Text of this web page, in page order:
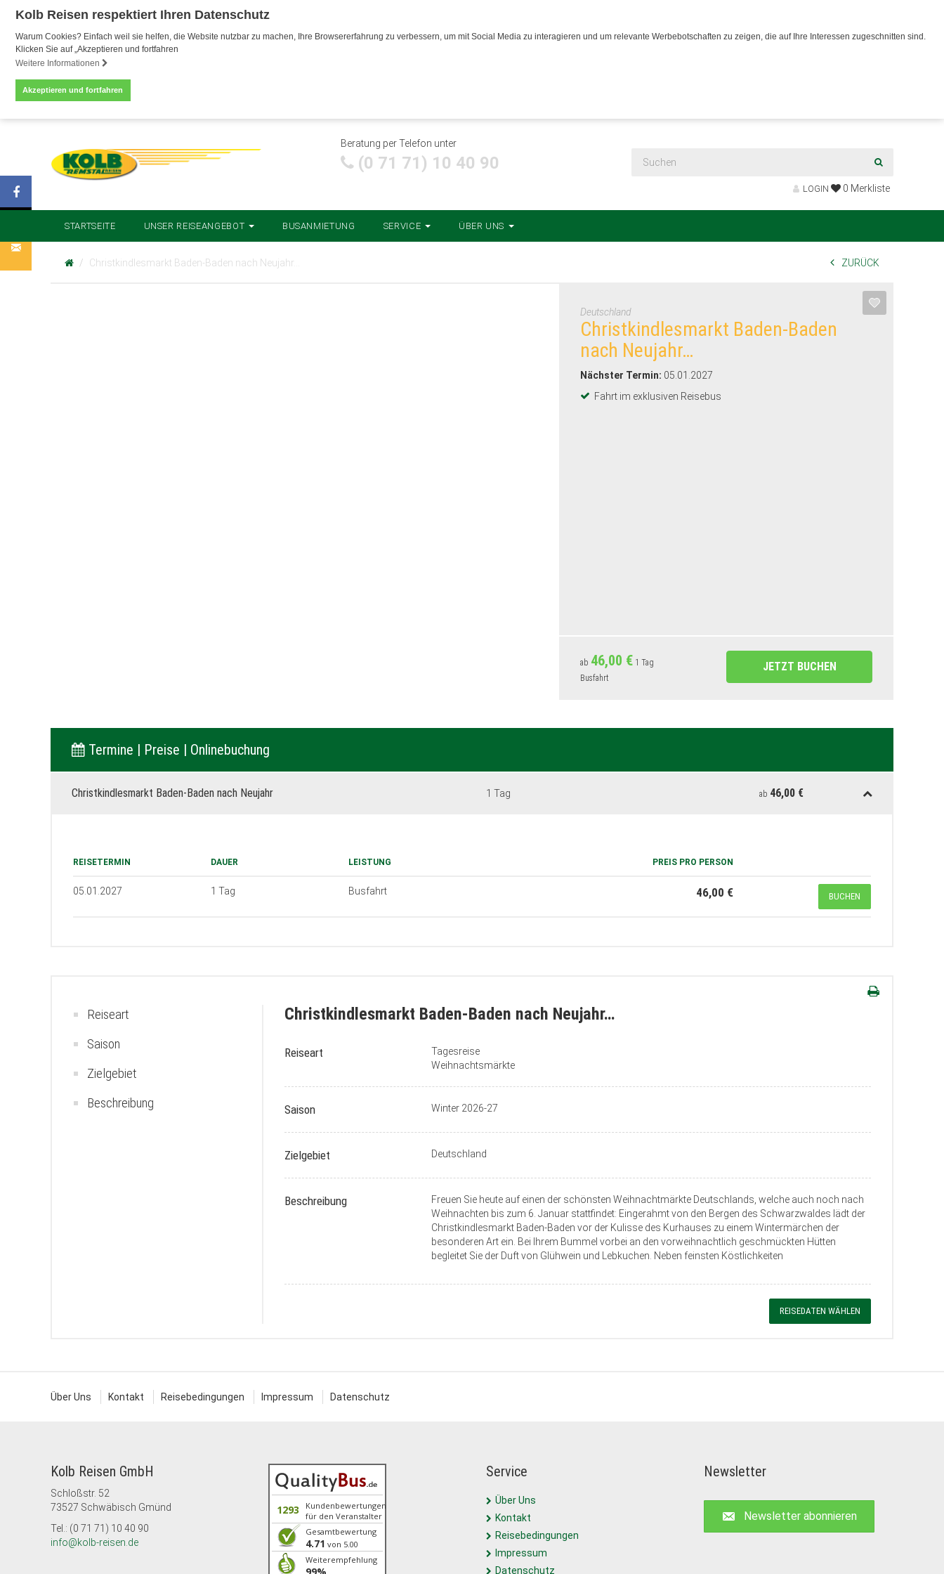
Kolb Reisen respektiert Ihren Datenschutz
Warum Cookies? Einfach weil sie helfen, die Website nutzbar zu machen, Ihre Browsererfahrung zu verbessern, um mit Social Media zu interagieren und um relevante Werbebotschaften zu zeigen, die auf Ihre Interessen zugeschnitten sind.
Klicken Sie auf „Akzeptieren und fortfahren
Weitere Informationen
Akzeptieren und fortfahren
Beratung per Telefon unter
(0 71 71) 10 40 90
LOGIN 0 Merkliste
STARTSEITE UNSER REISEANGEBOT BUSANMIETUNG SERVICE ÜBER UNS
Christkindlesmarkt Baden-Baden nach Neujahr… ZURÜCK
Deutschland
Christkindlesmarkt Baden-Baden
nach Neujahr…
Nächster Termin: 05.01.2027
Fahrt im exklusiven Reisebus
ab 46,00 € 1 Tag
Busfahrt
JETZT BUCHEN
Termine | Preise | Onlinebuchung
Christkindlesmarkt Baden-Baden nach Neujahr 1 Tag ab 46,00 €
REISETERMIN DAUER LEISTUNG PREIS PRO PERSON
05.01.2027 1 Tag Busfahrt 46,00 € BUCHEN
Reiseart
Saison
Zielgebiet
Beschreibung
Christkindlesmarkt Baden-Baden nach Neujahr…
Reiseart
Tagesreise
Weihnachtsmärkte
Saison Winter 2026-27
Zielgebiet Deutschland
Beschreibung
Freuen Sie heute auf einen der schönsten Weihnachtmärkte Deutschlands, welche auch noch nach
Weihnachten bis zum 6. Januar stattfindet: Eingerahmt von den Bergen des Schwarzwaldes lädt der
Christkindlesmarkt Baden-Baden vor der Kulisse des Kurhauses zu einem Wintermärchen der
besonderen Art ein. Bei Ihrem Bummel vorbei an den vorweihnachtlich geschmückten Hütten
begleitet Sie der Duft von Glühwein und Lebkuchen. Neben feinsten Köstlichkeiten
REISEDATEN WÄHLEN
Über Uns Kontakt Reisebedingungen Impressum Datenschutz
Kolb Reisen GmbH
Schloßstr. 52
73527 Schwäbisch Gmünd
Tel.: (0 71 71) 10 40 90
info@kolb-reisen.de
1293
Kundenbewertungen
für den Veranstalter
Gesamtbewertung
4.71 von 5.00
Weiterempfehlung
Service
Über Uns
Kontakt
Reisebedingungen
Impressum
Datenschutz
Newsletter
Newsletter abonnieren